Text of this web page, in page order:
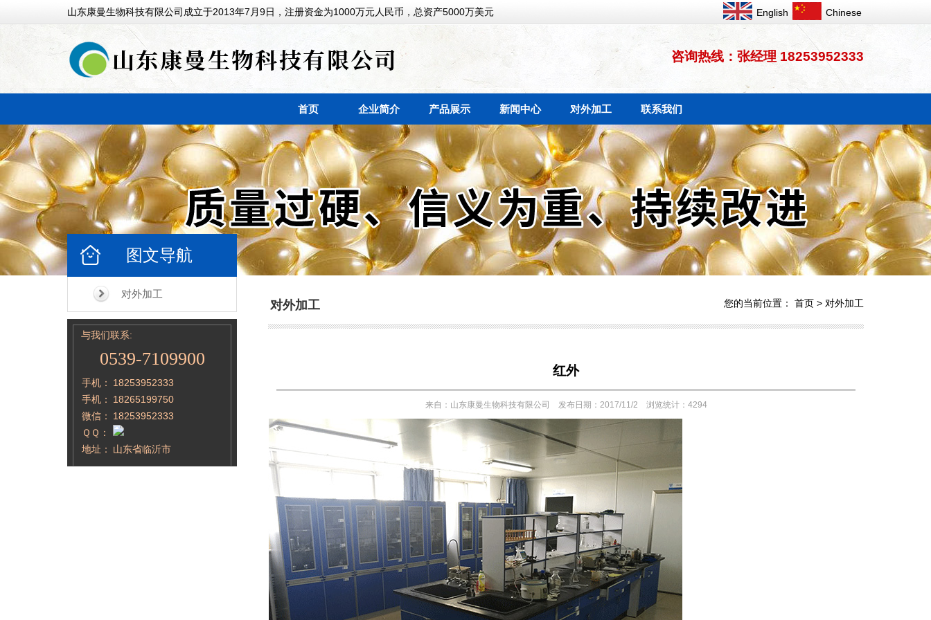
山东康曼生物科技有限公司成立于2013年7月9日，注册资金为1000万元人民币，总资产5000万美元 English Chinese
咨询热线：张经理 18253952333
首页 企业简介 产品展示 新闻中心 对外加工 联系我们
图文导航
对外加工
与我们联系:
0539-7109900
手机：
18253952333
手机：
18265199750
微信：
18253952333
ＱＱ：
地址：
山东省临沂市
对外加工 您的当前位置： 首页 > 对外加工
红外
来自：山东康曼生物科技有限公司 发布日期：2017/11/2 浏览统计：4294